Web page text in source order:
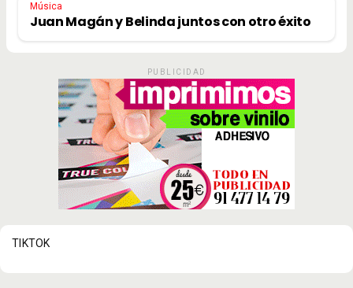
Música
Juan Magán y Belinda juntos con otro éxito
PUBLICIDAD
TIKTOK